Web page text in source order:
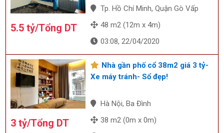
5.5 tỷ/Tổng DT
Tp. Hồ Chí Minh, Quận Gò Vấp
48 m2 (12m x 4m)
03:08, 22/04/2020
3 tỷ/Tổng DT
Nhà gần phố cổ 38m2 giá 3 tỷ-
Xe máy tránh- Sổ đẹp!
Hà Nội, Ba Đình
38 m2 (0m x 0m)